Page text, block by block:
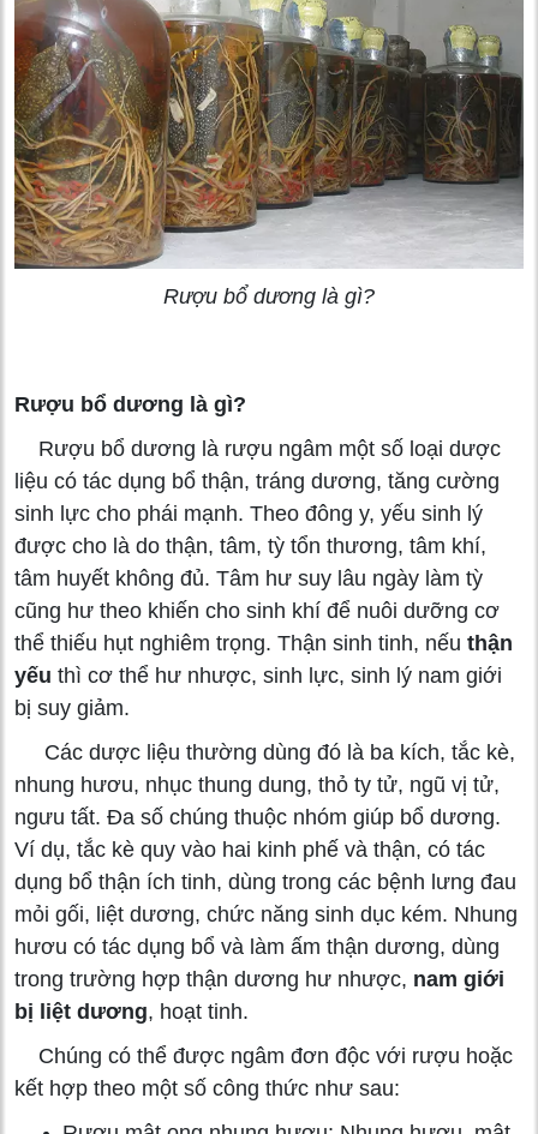
Rượu bổ dương là gì?
Rượu bổ dương là gì?
Rượu bổ dương là rượu ngâm một số loại dược
liệu có tác dụng bổ thận, tráng dương, tăng cường
sinh lực cho phái mạnh. Theo đông y, yếu sinh lý
được cho là do thận, tâm, tỳ tổn thương, tâm khí,
tâm huyết không đủ. Tâm hư suy lâu ngày làm tỳ
cũng hư theo khiến cho sinh khí để nuôi dưỡng cơ
thể thiếu hụt nghiêm trọng. Thận sinh tinh, nếu thận
yếu thì cơ thể hư nhược, sinh lực, sinh lý nam giới
bị suy giảm.
Các dược liệu thường dùng đó là ba kích, tắc kè,
nhung hươu, nhục thung dung, thỏ ty tử, ngũ vị tử,
ngưu tất. Đa số chúng thuộc nhóm giúp bổ dương.
Ví dụ, tắc kè quy vào hai kinh phế và thận, có tác
dụng bổ thận ích tinh, dùng trong các bệnh lưng đau
mỏi gối, liệt dương, chức năng sinh dục kém. Nhung
hươu có tác dụng bổ và làm ấm thận dương, dùng
trong trường hợp thận dương hư nhược, nam giới
bị liệt dương, hoạt tinh.
Chúng có thể được ngâm đơn độc với rượu hoặc
kết hợp theo một số công thức như sau: